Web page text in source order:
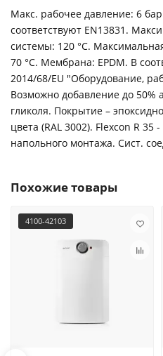
Макс. рабочее давление: 6
соответствуют EN13831.
системы: 120 °C.
70 °C. Мембрана: EPDM. В
2014/68/EU "Оборудование,
Возможно добавление до 50%
гликоля. Покрытие –
цвета (RAL 3002). Flexcon R
напольного монтажа. Сист.
Похожие товары
4100-42103